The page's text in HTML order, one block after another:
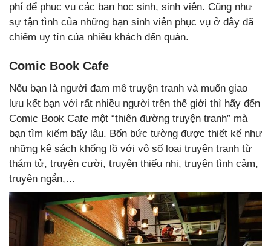
phí để phục vụ các bạn học sinh, sinh viên. Cũng như
sự tận tình của những bạn sinh viên phục vụ ở đây đã
chiếm uy tín của nhiều khách đến quán.
Comic Book Cafe
Nếu bạn là người đam mê truyện tranh và muốn giao
lưu kết bạn với rất nhiều người trên thế giới thì hãy đến
Comic Book Cafe một “thiên đường truyện tranh” mà
bạn tìm kiếm bấy lâu. Bốn bức tường được thiết kế như
những kệ sách khổng lồ với vô số loại truyện tranh từ
thám tử, truyện cười, truyện thiếu nhi, truyện tình cảm,
truyện ngắn,…